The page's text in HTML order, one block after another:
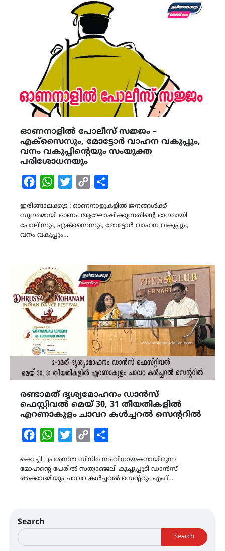
ഓണനാളിൽ പോലീസ് സജ്ജം –
എക്സൈസും, മോട്ടോർ വാഹന വകുപ്പും,
വനം വകുപ്പിന്റെയും സംയുക്ത
പരിശോധനയും
FacebookWhatsAppTwitterCopy
ഇരിങ്ങാലക്കുട : ഓണനാളുകളിൽ ജനങ്ങൾക്ക്
സുഗമമായി ഓണം ആഘോഷിക്കുന്നതിന്റെ ഭാഗമായി
പോലീസും, എക്സൈസും, മോട്ടോർ വാഹന വകുപ്പും,
വനം വകുപ്പും…
രണ്ടാമത് ദൃശ്യമോഹനം ഡാൻസ്
ഫെസ്റ്റിവൽ മെയ് 30, 31 തീയതികളിൽ
എറണാകുളം ചാവറ കൾച്ചറൽ സെന്ററിൽ
FacebookWhatsAppTwitterCopy
കൊച്ചി : പ്രശസ്ത സിനിമ സംവിധായകനായിരുന്ന
മോഹൻ്റെ പേരിൽ സത്യാഞ്ജലി കുച്ചുപ്പുടി ഡാൻസ്
അക്കാദമിയും ചാവറ കൾച്ചറൽ സെന്ററും എഫ്…
Search
Search